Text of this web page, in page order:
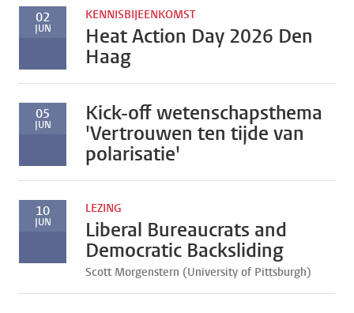
02
JUN
KENNISBIJEENKOMST
Heat Action Day 2026 Den
Haag
05
JUN
Kick-off wetenschapsthema
'Vertrouwen ten tijde van
polarisatie'
10
JUN
LEZING
Liberal Bureaucrats and
Democratic Backsliding
Scott Morgenstern (University of Pittsburgh)